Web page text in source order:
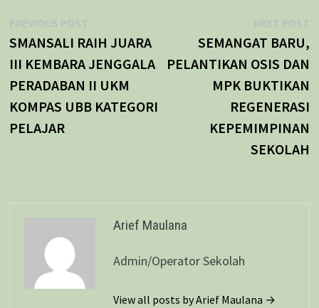
Navigasi
pos
PREVIOUS POSTPrevious
post:
SMANSALI RAIH JUARA
III KEMBARA JENGGALA
PERADABAN II UKM
KOMPAS UBB KATEGORI
PELAJAR
NEXT POST
SEMANGAT BARU,
PELANTIKAN OSIS DAN
MPK BUKTIKAN
REGENERASI
KEPEMIMPINAN
SEKOLAH
Arief Maulana
Admin/Operator Sekolah
View all posts by Arief Maulana →